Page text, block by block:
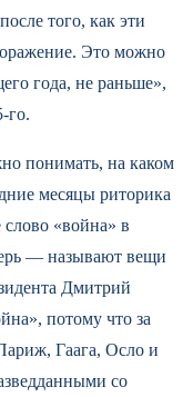
того, как эти
Это можно
года, не раньше»,
го.
понимать, на каком
месяцы риторика
«война» в
— называют вещи
Дмитрий
потому что за
Гаага, Осло и
со